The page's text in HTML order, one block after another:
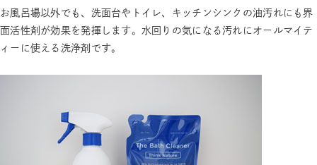
お風呂場以外でも、洗面台やトイレ、キッチンシンクの油汚れにも界
面活性剤が効果を発揮します。水回りの気になる汚れにオールマイテ
ィーに使える洗浄剤です。